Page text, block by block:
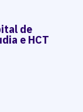
de
e HCT